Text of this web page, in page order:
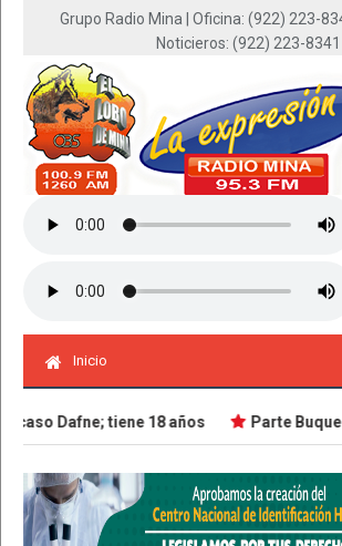
Grupo Radio Mina | Oficina: (922) 223-
Noticieros: (922) 223-8341
Inicio
Dafne; tiene 18 años Parte Buque